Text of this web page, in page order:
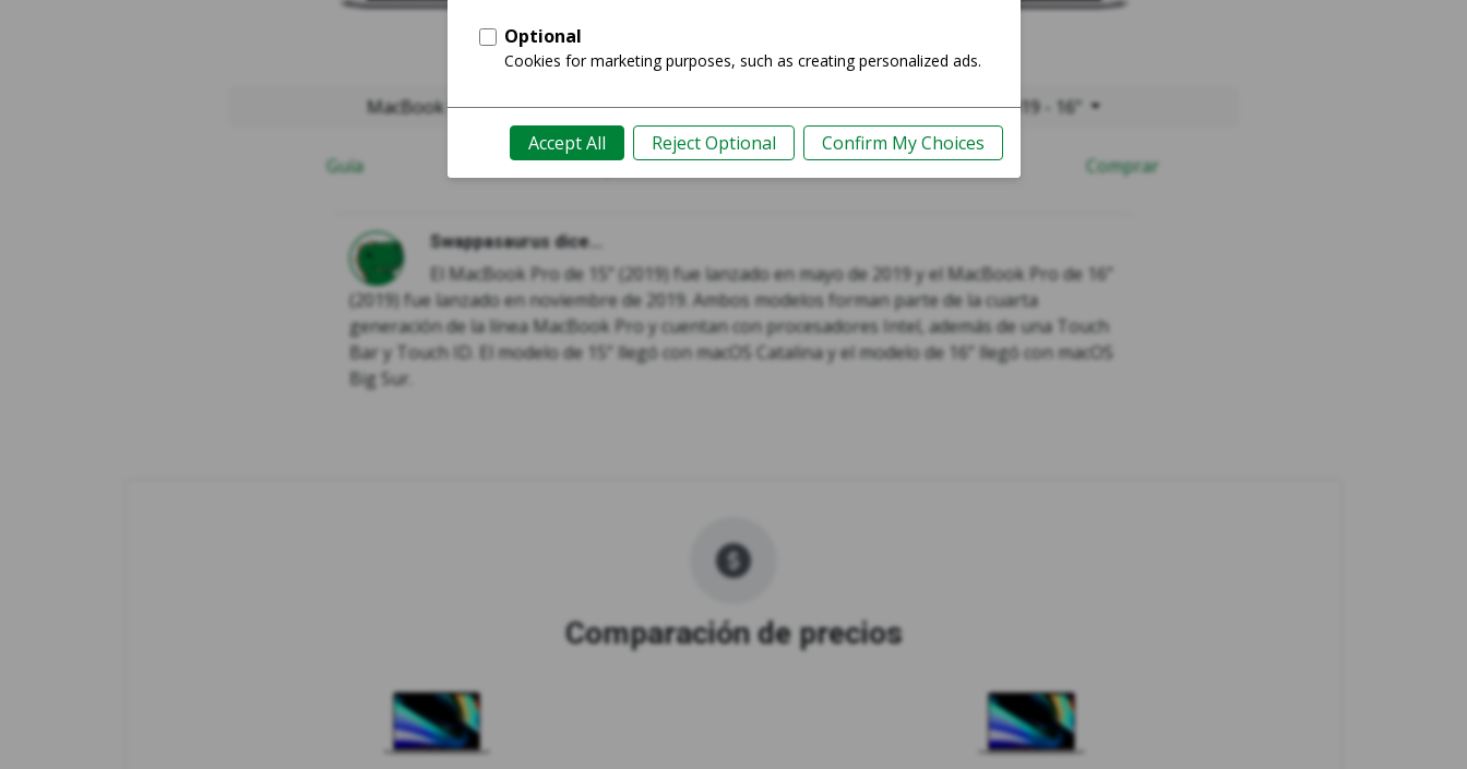
MacBook Pro 2019 - 15"
Guía Comprar
MacBook Pro 2019 - 16"
Guía Comprar
Swappasaurus dice...
El MacBook Pro de 15” (2019) fue lanzado en mayo de 2019 y el MacBook Pro de 16”
(2019) fue lanzado en noviembre de 2019. Ambos modelos forman parte de la cuarta
generación de la línea MacBook Pro y cuentan con procesadores Intel, además de una Touch
Bar y Touch ID. El modelo de 15” llegó con macOS Catalina y el modelo de 16” llegó con macOS
Big Sur.
Comparación de precios